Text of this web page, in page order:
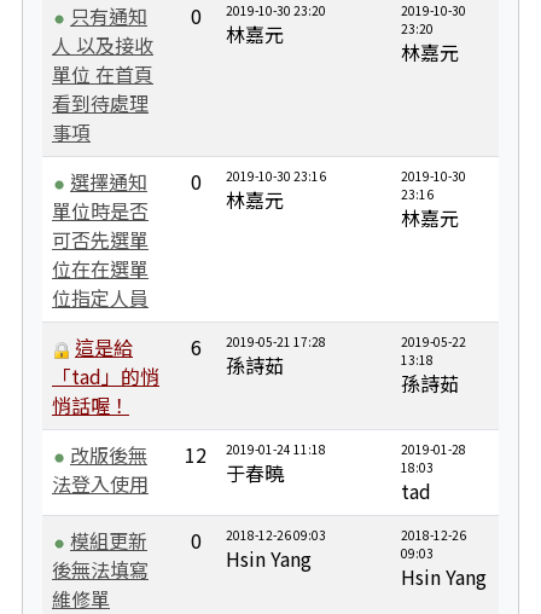
只有通知
人 以及接收
單位 在首頁
看到待處理
事項
0 2019-10-30 23:20
林嘉元
2019-10-30
23:20
林嘉元
選擇通知
單位時是否
可否先選單
位在在選單
位指定人員
0 2019-10-30 23:16
林嘉元
2019-10-30
23:16
林嘉元
這是給
「tad」的悄
悄話喔！
6 2019-05-21 17:28
孫詩茹
2019-05-22
13:18
孫詩茹
改版後無
法登入使用
12 2019-01-24 11:18
于春曉
2019-01-28
18:03
tad
模組更新
後無法填寫
維修單
0 2018-12-26 09:03
Hsin Yang
2018-12-26
09:03
Hsin Yang